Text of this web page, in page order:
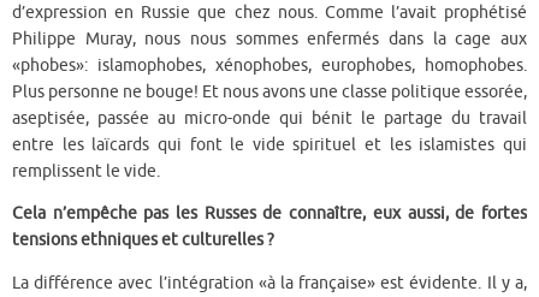
d’expression en Russie que chez nous. Comme l’avait prophétisé
Philippe Muray, nous nous sommes enfermés dans la cage aux
«phobes»: islamophobes, xénophobes, europhobes, homophobes.
Plus personne ne bouge! Et nous avons une classe politique essorée,
aseptisée, passée au micro-onde qui bénit le partage du travail
entre les laïcards qui font le vide spirituel et les islamistes qui
remplissent le vide.
Cela n’empêche pas les Russes de connaître, eux aussi, de fortes
tensions ethniques et culturelles ?
La différence avec l’intégration «à la française» est évidente. Il y a,